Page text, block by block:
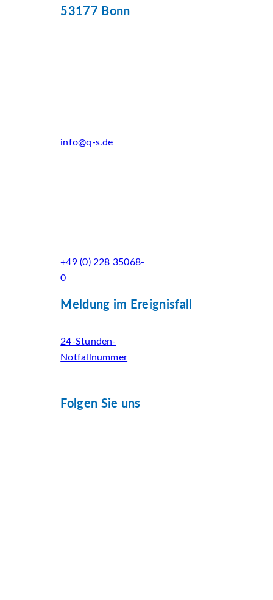
53177 Bonn
info@q-s.de
+49 (0) 228 35068-
0
Meldung im Ereignisfall
24-Stunden-
Notfallnummer
Folgen Sie uns